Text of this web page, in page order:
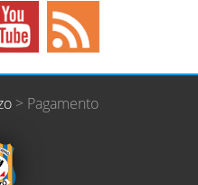
> Pagamento